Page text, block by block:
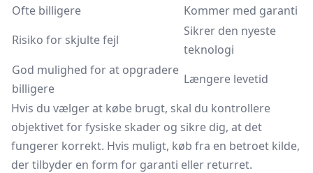
Ofte billigere
Kommer med garanti
Risiko for skjulte fejl
Sikrer den nyeste
teknologi
God mulighed for at opgradere
billigere
Længere levetid
Hvis du vælger at købe brugt, skal du kontrollere
objektivet for fysiske skader og sikre dig, at det
fungerer korrekt. Hvis muligt, køb fra en betroet kilde,
der tilbyder en form for garanti eller returret.